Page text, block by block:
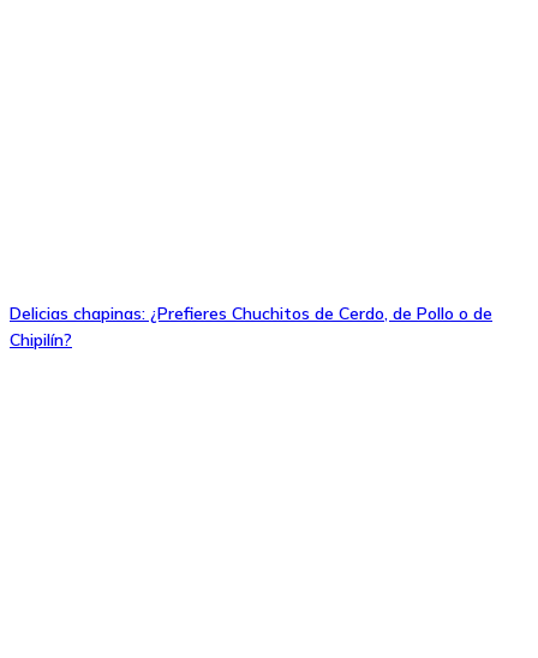
Delicias chapinas: ¿Prefieres Chuchitos de Cerdo, de Pollo o de
Chipilín?